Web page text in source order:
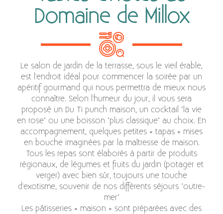
Domaine de Millox
Le salon de jardin de la terrasse, sous le vieil érable,
est l'endroit idéal pour commencer la soirée par un
apéritif gourmand qui nous permettra de mieux nous
connaître. Selon l'humeur du jour, il vous sera
proposé un Du Ti punch maison, un cocktail "la vie
en rose" ou une boisson "plus classique" au choix. En
accompagnement, quelques petites « tapas » mises
en bouche imaginées par la maîtresse de maison.
Tous les repas sont élaborés à partir de produits
régionaux, de légumes et fruits du jardin (potager et
verger) avec bien sûr, toujours une touche
d'exotisme, souvenir de nos différents séjours "outre-
mer"
Les pâtisseries « maison » sont préparées avec des